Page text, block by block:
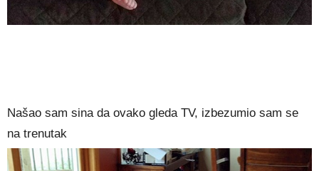
Našao sam sina da ovako gleda TV, izbezumio sam se
na trenutak